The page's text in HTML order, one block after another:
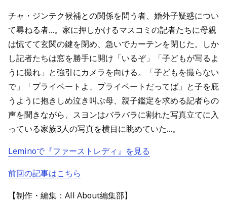
チャ・ジンテク候補との関係を問う者、婚外子疑惑につい
て尋ねる者…。家に押しかけるマスコミの記者たちに母親
は慌てて玄関の鍵を閉め、急いでカーテンを閉じた。しか
し記者たちは窓を勝手に開け「いるぞ」「子どもが写るよ
うに撮れ」と強引にカメラを向ける。「子どもを撮らない
で」「プライベートよ、プライベートだってば」と子を庇
うように抱きしめ泣き叫ぶ母、親子鑑定を求める記者らの
声を聞きながら、スヨンはバラバラに割れた写真立てに入
っている家族3人の写真を横目に眺めていた…。
Leminoで『ファーストレディ』を見る
前回の記事はこちら
【制作・編集：All About編集部】